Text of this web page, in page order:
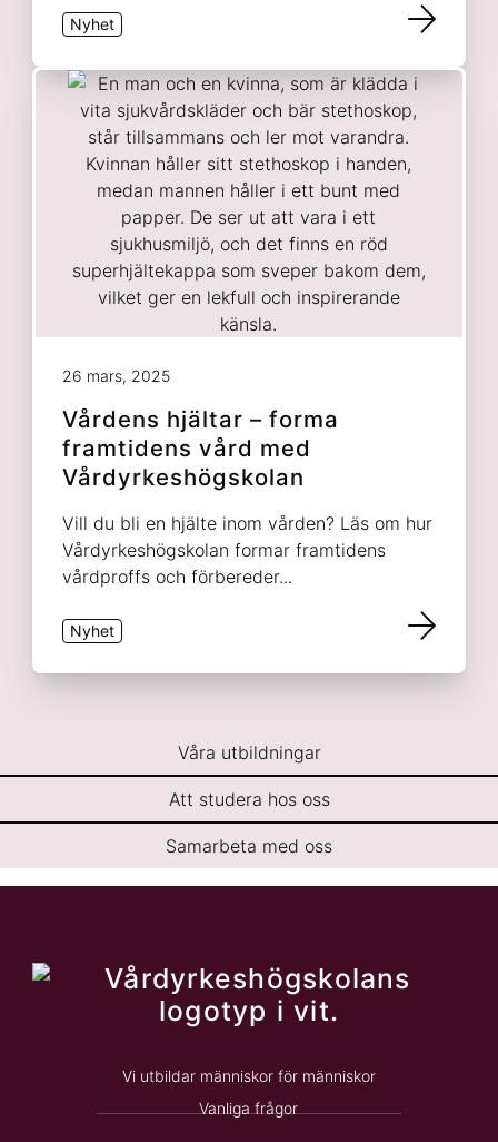
Nyhet
26 mars, 2025
Vårdens hjältar – forma
framtidens vård med
Vårdyrkeshögskolan
Vill du bli en hjälte inom vården? Läs om hur
Vårdyrkeshögskolan formar framtidens
vårdproffs och förbereder...
Nyhet
Våra utbildningar
Att studera hos oss
Samarbeta med oss
Vi utbildar människor för människor
Vanliga frågor